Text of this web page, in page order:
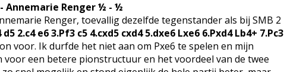
- Annemarie Renger ½ - ½
Renger, toevallig dezelfde tegenstander als bij SMB 2
d5 2.c4 e6 3.Pf3 c5 4.cxd5 cxd4 5.dxe6 Lxe6 6.Pxd4 Lb4+ 7.Pc3
voor. Ik durfde het niet aan om Pxe6 te spelen en mijn
voor een betere pionstructuur en het voordeel van de twee